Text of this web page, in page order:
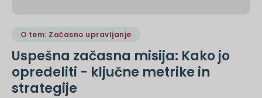
O tem: Začasno upravljanje
Uspešna začasna misija: Kako jo
opredeliti - ključne metrike in
strategije